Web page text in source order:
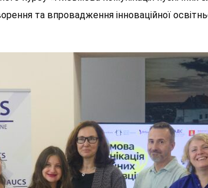
та впровадження інноваційної